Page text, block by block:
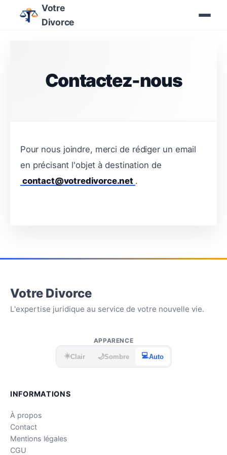
Votre
Divorce
Contactez-nous
Pour nous joindre, merci de rédiger un email
en précisant l'objet à destination de
contact@votredivorce.net .
Votre Divorce
L'expertise juridique au service de votre nouvelle vie.
APPARENCE
☀️Clair 🌙Sombre 💻Auto
INFORMATIONS
À propos
Contact
Mentions légales
CGU